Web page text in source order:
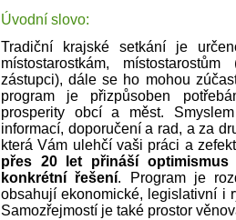
Úvodní slovo:
Tradiční krajské setkání je
místostarostkám,
zástupci), dále se ho mohou
program je přizpůsoben
prosperity obcí a měst.
informací, doporučení a rad, a za
která Vám ulehčí vaši práci a
přes 20 let přináší
konkrétní řešení. Program je
obsahují ekonomické, legislativní i
Samozřejmostí je také prostor